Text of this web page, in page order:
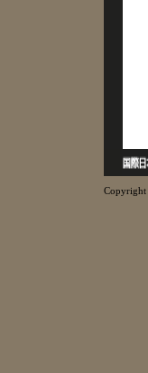
Copyright